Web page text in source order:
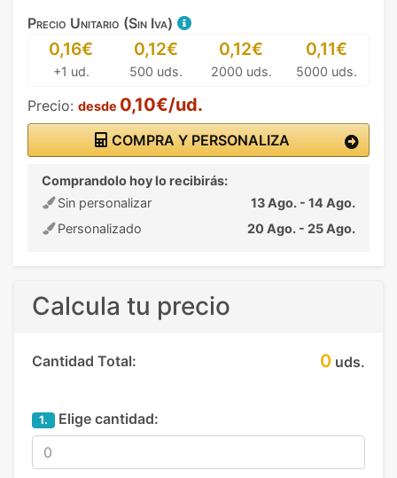
Precio Unitario (Sin Iva)
0,16€
+1 ud.
0,12€
500 uds.
0,12€
2000 uds.
0,11€
5000 uds.
Precio: desde 0,10€/ud.
COMPRA Y PERSONALIZA
Comprandolo hoy lo recibirás:
Sin personalizar
13 Ago. - 14 Ago.
Personalizado
20 Ago. - 25 Ago.
Calcula tu precio
Cantidad Total: 0 uds.
1. Elige cantidad: